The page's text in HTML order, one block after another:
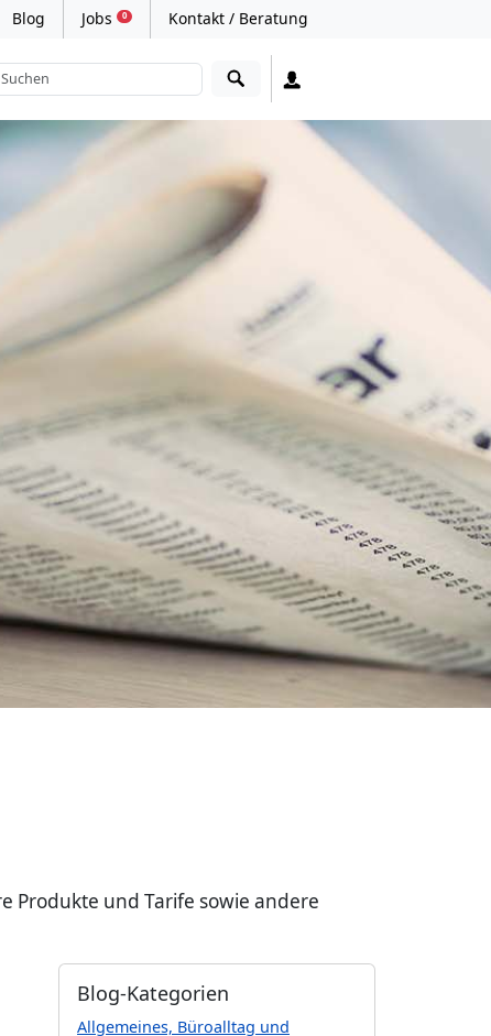
Blog Jobs 0 Kontakt / Beratung
Produkte und Tarife sowie andere
Blog-Kategorien
Allgemeines, Büroalltag und